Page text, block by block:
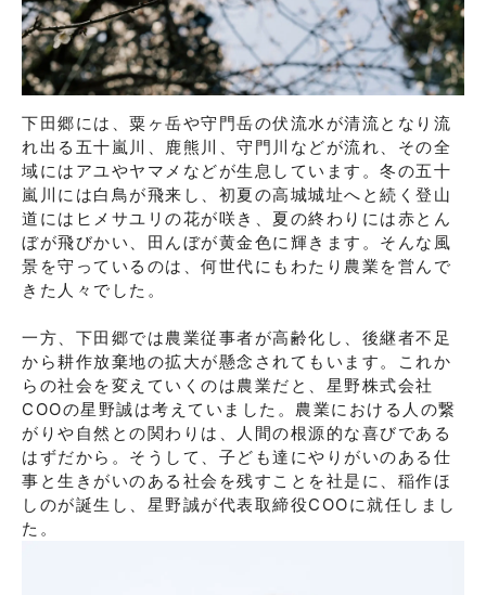
下田郷には、粟ヶ岳や守門岳の伏流水が清流となり流
れ出る五十嵐川、鹿熊川、守門川などが流れ、その全
域にはアユやヤマメなどが生息しています。冬の五十
嵐川には白鳥が飛来し、初夏の高城城址へと続く登山
道にはヒメサユリの花が咲き、夏の終わりには赤とん
ぼが飛びかい、田んぼが黄金色に輝きます。そんな風
景を守っているのは、何世代にもわたり農業を営んで
きた人々でした。
一方、下田郷では農業従事者が高齢化し、後継者不足
から耕作放棄地の拡大が懸念されてもいます。これか
らの社会を変えていくのは農業だと、星野株式会社
COOの星野誠は考えていました。農業における人の繋
がりや自然との関わりは、人間の根源的な喜びである
はずだから。そうして、子ども達にやりがいのある仕
事と生きがいのある社会を残すことを社是に、稲作ほ
しのが誕生し、星野誠が代表取締役COOに就任しまし
た。